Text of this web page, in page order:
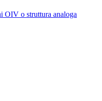
OIV o struttura analoga